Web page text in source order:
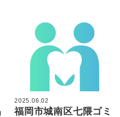
2025.06.02
福岡市城南区七隈ゴミ